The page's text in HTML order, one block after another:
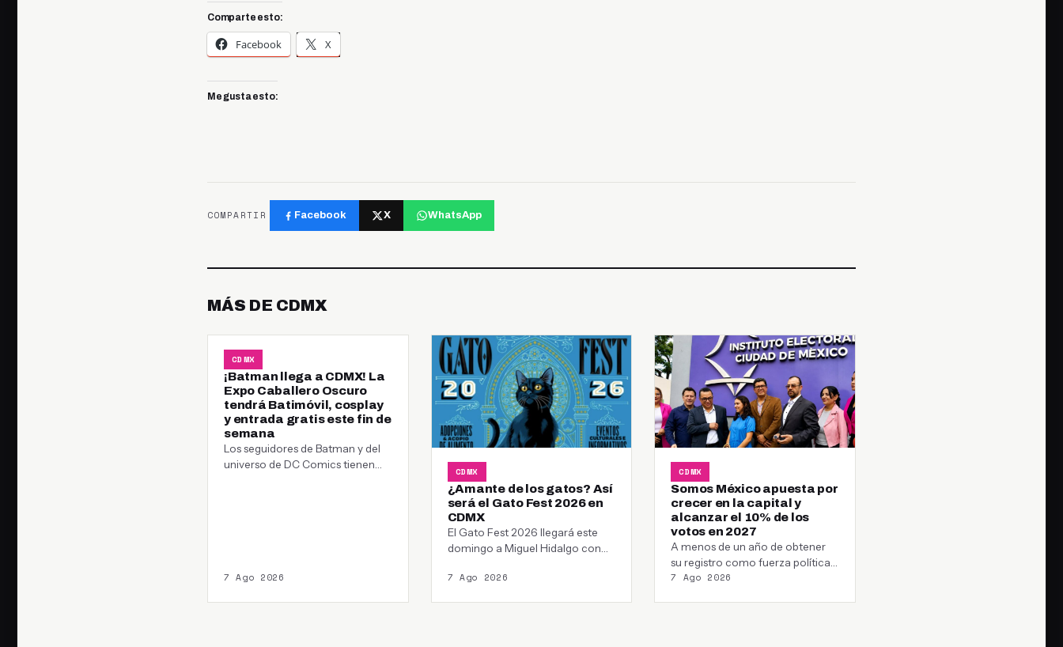
Comparte esto:
Facebook X
Me gusta esto:
COMPARTIR Facebook X WhatsApp
MÁS DE CDMX
CDMX
¡Batman llega a CDMX! La
Expo Caballero Oscuro
tendrá Batimóvil, cosplay
y entrada gratis este fin de
semana
Los seguidores de Batman y del
universo de DC Comics tienen
7 Ago 2026
CDMX
¿Amante de los gatos? Así
será el Gato Fest 2026 en
CDMX
El Gato Fest 2026 llegará este
domingo a Miguel Hidalgo con
7 Ago 2026
CDMX
Somos México apuesta por
crecer en la capital y
alcanzar el 10% de los
votos en 2027
A menos de un año de obtener
su registro como fuerza política
local, Somos México fijó…
7 Ago 2026